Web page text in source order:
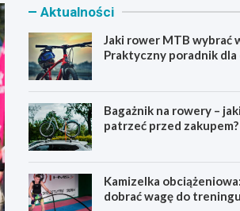
Aktualności
Jaki rower MTB wybrać
Praktyczny poradnik dla
Bagażnik na rowery –
patrzeć przed zakupem?
Kamizelka
dobrać wagę do